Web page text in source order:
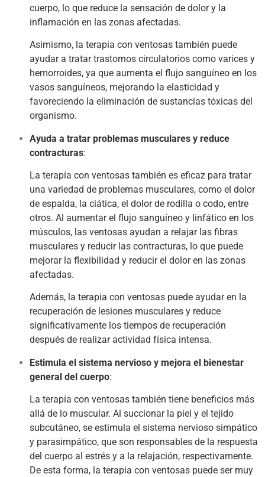
cuerpo, lo que reduce la sensación de dolor y la
inflamación en las zonas afectadas.
Asimismo, la terapia con ventosas también puede
ayudar a tratar trastornos circulatorios como varices y
hemorroides, ya que aumenta el flujo sanguíneo en los
vasos sanguíneos, mejorando la elasticidad y
favoreciendo la eliminación de sustancias tóxicas del
organismo.
Ayuda a tratar problemas musculares y reduce
contracturas:
La terapia con ventosas también es eficaz para tratar
una variedad de problemas musculares, como el dolor
de espalda, la ciática, el dolor de rodilla o codo, entre
otros. Al aumentar el flujo sanguíneo y linfático en los
músculos, las ventosas ayudan a relajar las fibras
musculares y reducir las contracturas, lo que puede
mejorar la flexibilidad y reducir el dolor en las zonas
afectadas.
Además, la terapia con ventosas puede ayudar en la
recuperación de lesiones musculares y reduce
significativamente los tiempos de recuperación
después de realizar actividad física intensa.
Estimula el sistema nervioso y mejora el bienestar
general del cuerpo:
La terapia con ventosas también tiene beneficios más
allá de lo muscular. Al succionar la piel y el tejido
subcutáneo, se estimula el sistema nervioso simpático
y parasimpático, que son responsables de la respuesta
del cuerpo al estrés y a la relajación, respectivamente.
De esta forma, la terapia con ventosas puede ser muy